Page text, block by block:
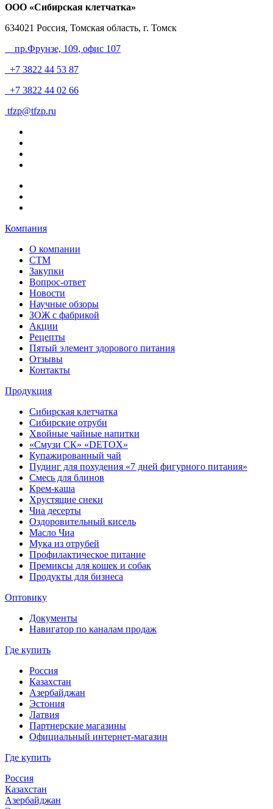
ООО «Сибирская клетчатка»
634021 Россия, Томская область, г. Томск
пр.Фрунзе, 109, офис 107
+7 3822 44 53 87
+7 3822 44 02 66
tfzp@tfzp.ru
Компания
О компании
СТМ
Закупки
Вопрос-ответ
Новости
Научные обзоры
ЗОЖ с фабрикой
Акции
Рецепты
Пятый элемент здорового питания
Отзывы
Контакты
Продукция
Сибирская клетчатка
Сибирские отруби
Хвойные чайные напитки
«Смузи СК» «DETOX»
Купажированный чай
Пудинг для похудения «7 дней фигурного питания»
Смесь для блинов
Крем-каша
Хрустящие снеки
Чиа десерты
Оздоровительный кисель
Масло Чиа
Мука из отрубей
Профилактическое питание
Премиксы для кошек и собак
Продукты для бизнеса
Оптовику
Документы
Навигатор по каналам продаж
Где купить
Россия
Казахстан
Азербайджан
Эстония
Латвия
Партнерские магазины
Официальный интернет-магазин
Где купить
Россия
Казахстан
Азербайджан